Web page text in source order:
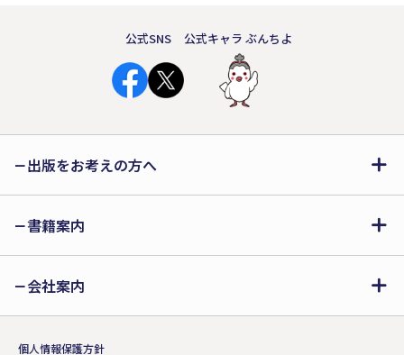
公式SNS 公式キャラ ぶんちよ
出版をお考えの方へ
書籍案内
会社案内
個人情報保護方針